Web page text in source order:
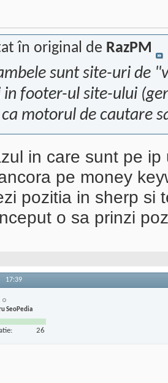
în original de RazPM
sunt site-uri de
in footer-ul site-ului
motorul de cautare
in care sunt pe
pe money
pozitia in sherp si
o sa prinzi
17:39
SeoPedia
26